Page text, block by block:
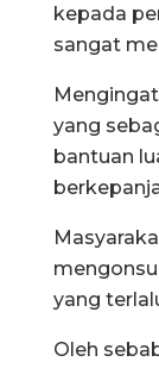
kepada
sangat
yang
bantuan
yang
Oleh